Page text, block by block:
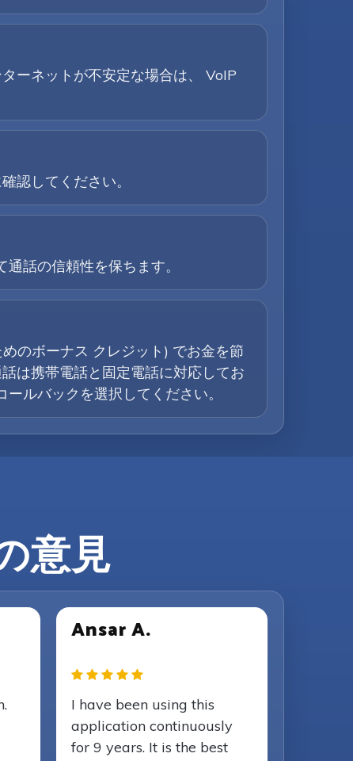
ーネットが不安定な場合は、 VoIP
認してください。
話の信頼性を保ちます。
のボーナス クレジット) でお金を節
は携帯電話と固定電話に対応してお
ルバックを選択してください。
意見
Ansar A.
I have been using this
application continuously
for 9 years. It is the best